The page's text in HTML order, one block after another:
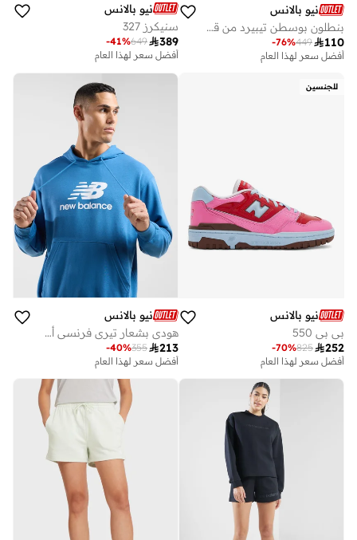
نيو بالانس
بنطلون بوسطن تيبيرد من قماش ريب ستوب مقاس بوصة
110
449
-76%
أفضل سعر لهذا العام
نيو بالانس
سنيكرز 327
389
649
-41%
أفضل سعر لهذا العام
أفضل سعر لهذا العام
للجنسين
نيو بالانس
بي بي 550
252
825
-70%
أفضل سعر لهذا العام
أفضل سعر لهذا العام
نيو بالانس
هودي بشعار تيري فرنسي أساسي
213
355
-40%
أفضل سعر لهذا العام
أفضل سعر لهذا العام
توصيل مجاني